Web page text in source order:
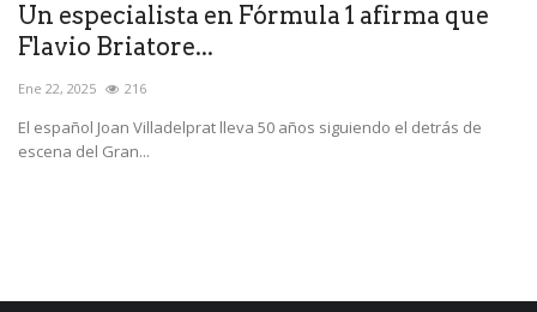
Un especialista en Fórmula 1 afirma que
Flavio Briatore...
Ene 22, 2025 216
El español Joan Villadelprat lleva 50 años siguiendo el detrás de
escena del Gran...